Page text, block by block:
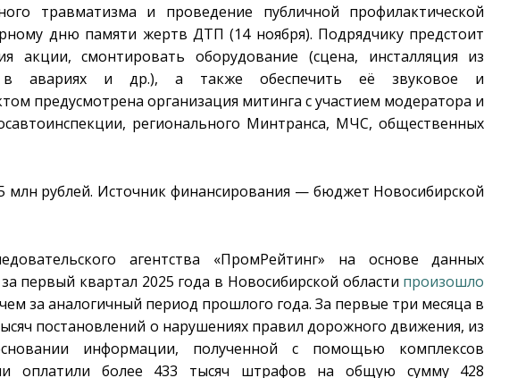
травматизма и проведение публичной профилактической
дню памяти жертв ДТП (14 ноября). Подрядчику предстоит
акции, смонтировать оборудование (сцена, инсталляция из
в авариях и др.), а также обеспечить её звуковое и
предусмотрена организация митинга с участием модератора и
регионального Минтранса, МЧС, общественных
млн рублей. Источник финансирования — бюджет Новосибирской
агентства «ПромРейтинг» на основе данных
первый квартал 2025 года в Новосибирской области произошло
за аналогичный период прошлого года. За первые три месяца в
постановлений о нарушениях правил дорожного движения, из
информации, полученной с помощью комплексов
оплатили более 433 тысяч штрафов на общую сумму 428